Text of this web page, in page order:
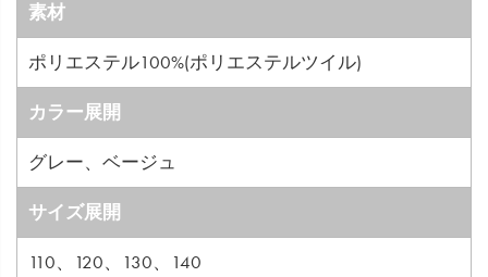
素材
ポリエステル100%(ポリエステルツイル)
カラー展開
グレー、ベージュ
サイズ展開
110、120、130、140